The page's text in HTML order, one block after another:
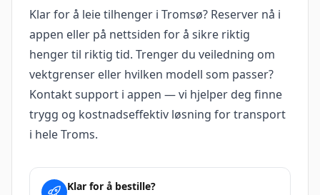
Klar for å leie tilhenger i Tromsø? Reserver nå i
appen eller på nettsiden for å sikre riktig
henger til riktig tid. Trenger du veiledning om
vektgrenser eller hvilken modell som passer?
Kontakt support i appen — vi hjelper deg finne
trygg og kostnadseffektiv løsning for transport
i hele Troms.
Klar for å bestille?